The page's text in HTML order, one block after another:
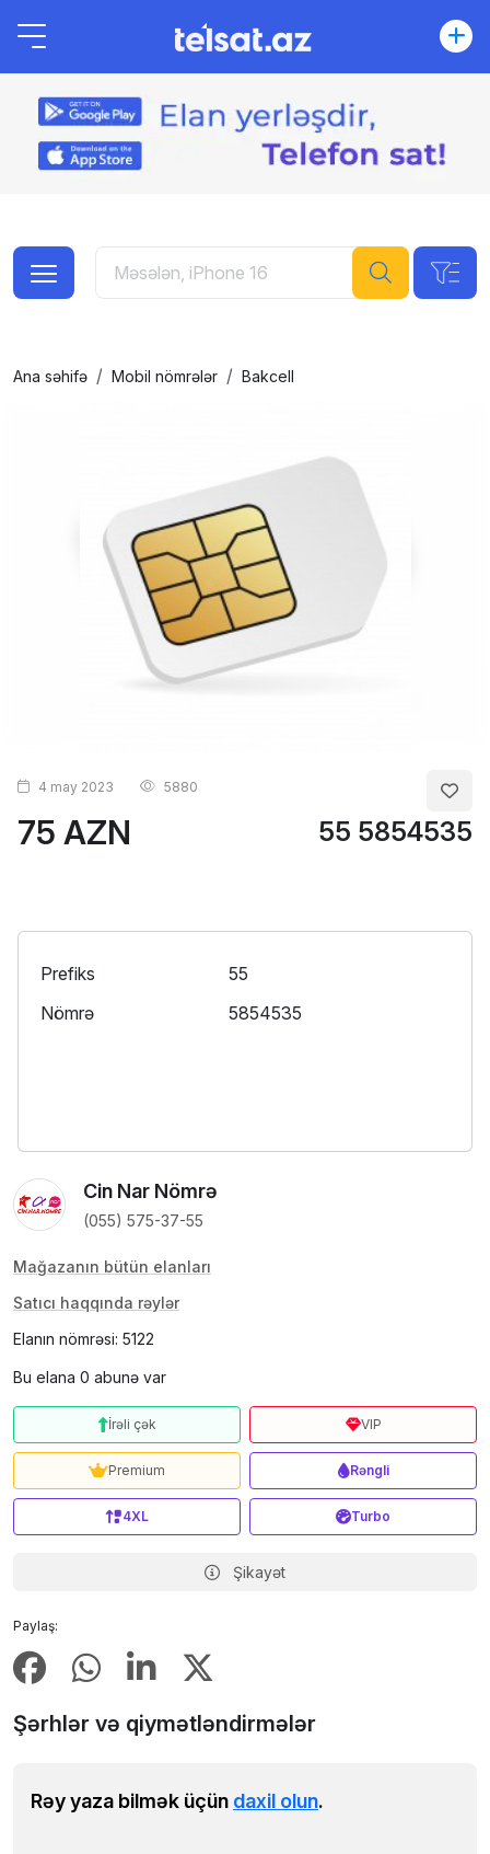
Ana səhifə Mobil nömrələr Bakcell
75 AZN 55 5854535
4 may 2023 5880
Prefiks
55
Nömrə
5854535
Cin Nar Nömrə
(055) 575-37-55
Mağazanın bütün elanları
Satıcı haqqında rəylər
Elanın nömrəsi: 5122
Bu elana 0 abunə var
Paylaş:
İrəli çək VIP
Premium Rəngli
4XL Turbo
Şikayət
Şərhlər və qiymətləndirmələr
Rəy yaza bilmək üçün daxil olun.